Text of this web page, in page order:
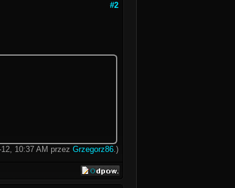
#2
10:37 AM przez Grzegorz86 .)